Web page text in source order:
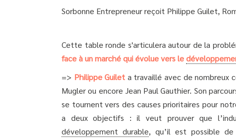
Sorbonne Entrepreneur reçoit Philippe Guilet,
Cette table ronde s'articulera autour de la
face à un marché qui évolue vers le
=> Philippe Guilet a travaillé avec de nombreux
Mugler ou encore Jean Paul Gauthier. Son
se tournent vers des causes prioritaires pour
a deux objectifs : il veut prouver que
développement durable, qu’il est possible